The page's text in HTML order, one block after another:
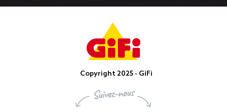
Copyright 2025 - GiFi